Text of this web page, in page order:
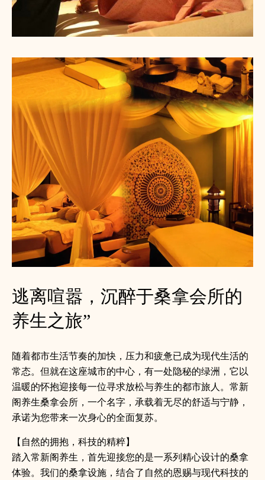
逃离喧嚣，沉醉于桑拿会所的
养生之旅”
随着都市生活节奏的加快，压力和疲惫已成为现代生活的
常态。但就在这座城市的中心，有一处隐秘的绿洲，它以
温暖的怀抱迎接每一位寻求放松与养生的都市旅人。常新
阁养生桑拿会所，一个名字，承载着无尽的舒适与宁静，
承诺为您带来一次身心的全面复苏。
【自然的拥抱，科技的精粹】
踏入常新阁养生，首先迎接您的是一系列精心设计的桑拿
体验。我们的桑拿设施，结合了自然的恩赐与现代科技的